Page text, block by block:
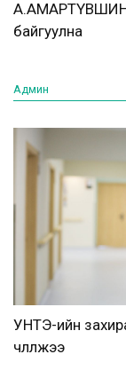
А.АМАРТҮВШИН:
байгуулна
Админ
УНТЭ-ийн
чөлөөлжээ